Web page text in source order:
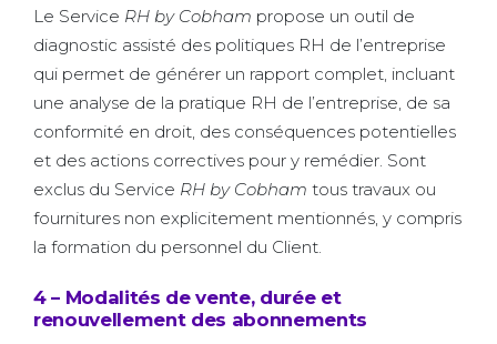
Le Service RH by Cobham propose un outil de
diagnostic assisté des politiques RH de l’entreprise
qui permet de générer un rapport complet, incluant
une analyse de la pratique RH de l’entreprise, de sa
conformité en droit, des conséquences potentielles
et des actions correctives pour y remédier. Sont
exclus du Service RH by Cobham tous travaux ou
fournitures non explicitement mentionnés, y compris
la formation du personnel du Client.
4 – Modalités de vente, durée et
renouvellement des abonnements